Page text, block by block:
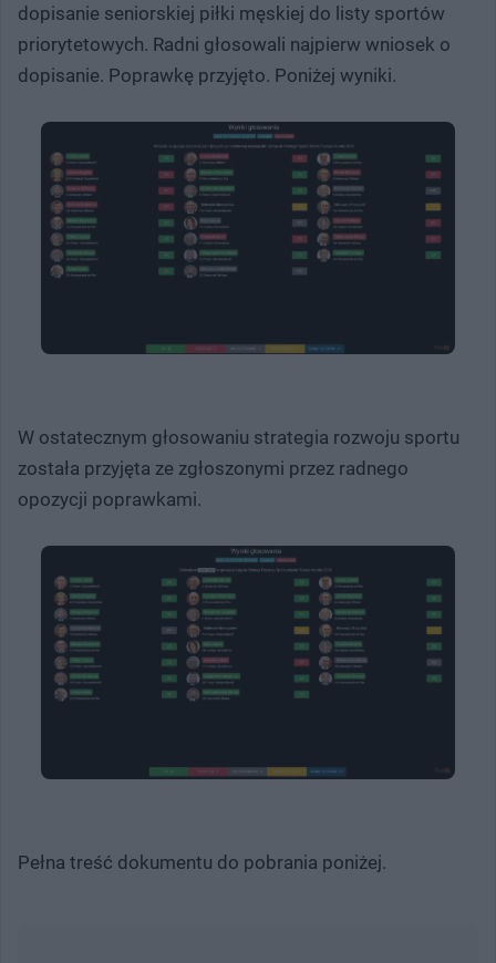
dopisanie seniorskiej piłki męskiej do listy sportów
priorytetowych. Radni głosowali najpierw wniosek o
dopisanie. Poprawkę przyjęto. Poniżej wyniki.
W ostatecznym głosowaniu strategia rozwoju sportu
została przyjęta ze zgłoszonymi przez radnego
opozycji poprawkami.
Pełna treść dokumentu do pobrania poniżej.